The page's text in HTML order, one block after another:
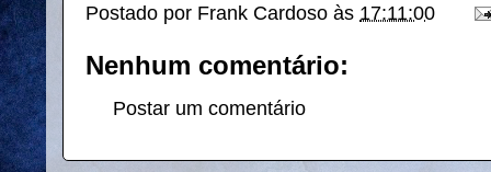
Postado por Frank Cardoso às 17:11:00
Nenhum comentário:
Postar um comentário